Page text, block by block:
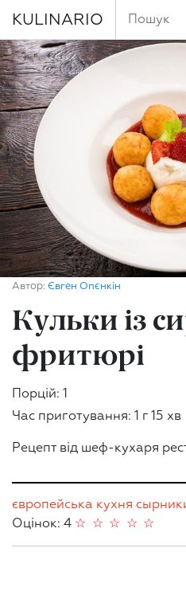
KULINARIO
Автор: Євген Опєнкін
Кульки із
фритюрі
Порцій: 1
Час приготування: 1 г 15 хв
Рецепт від шеф-кухаря
європейська кухня
Оцінок: 4
☆
☆
☆
☆
☆